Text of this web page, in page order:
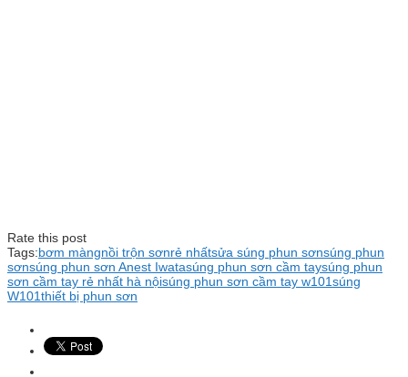
Rate this post
Tags:bơm màngnồi trộn sơnrẻ nhấtsửa súng phun sơnsúng phun
sơnsúng phun sơn Anest Iwatasúng phun sơn cầm taysúng phun
sơn cầm tay rẻ nhất hà nộisúng phun sơn cầm tay w101súng
W101thiết bị phun sơn